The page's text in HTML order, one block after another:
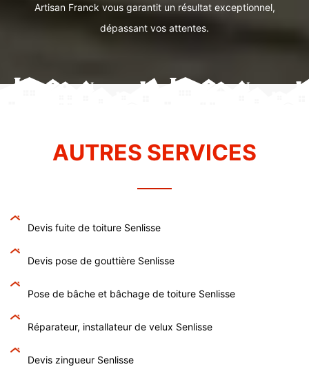
Artisan Franck vous garantit un résultat exceptionnel,
dépassant vos attentes.
AUTRES SERVICES
Devis fuite de toiture Senlisse
Devis pose de gouttière Senlisse
Pose de bâche et bâchage de toiture Senlisse
Réparateur, installateur de velux Senlisse
Devis zingueur Senlisse